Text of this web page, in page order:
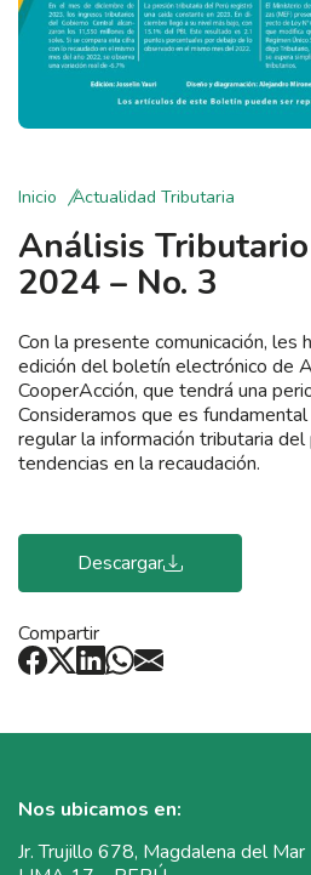
Inicio Actualidad Tributaria
Análisis
2024 – No. 3
Con la presente comunicación, les
edición del boletín electrónico de
CooperAcción, que tendrá una
Consideramos que es
regular la información tributaria
tendencias en la recaudación.
Descargar
Compartir
Nos ubicamos en:
Jr. Trujillo 678, Magdalena del Mar